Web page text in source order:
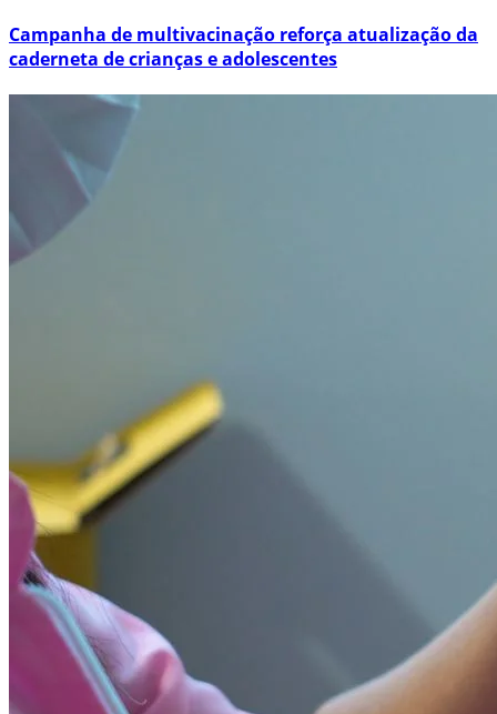
Campanha de multivacinação reforça atualização da
caderneta de crianças e adolescentes